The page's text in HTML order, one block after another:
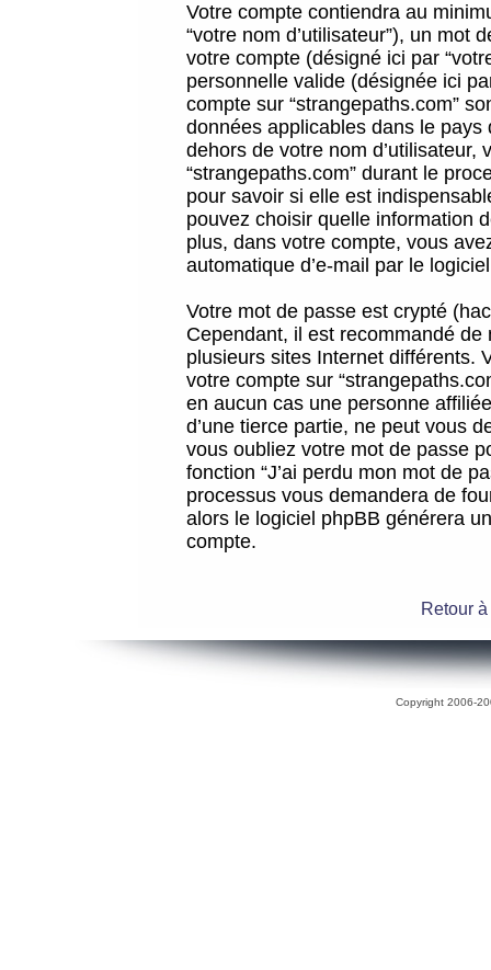
Votre compte contiendra au
“votre nom d’utilisateur”), un mot
votre compte (désigné ici par
personnelle valide (désignée ici
compte sur “strangepaths.com”
données applicables dans le
dehors de votre nom
“strangepaths.com” durant le
pour savoir si elle est
pouvez choisir quelle information
plus, dans votre compte, vous
automatique d’e-mail par le
Votre mot de passe est crypté
Cependant, il est recommandé
plusieurs sites Internet différents.
votre compte sur
en aucun cas une personne
d’une tierce partie, ne peut vous
vous oubliez votre mot de passe
fonction “J’ai perdu mon mot de
processus vous demandera de
alors le logiciel phpBB générera
compte.
Retour
Copyright 2006-